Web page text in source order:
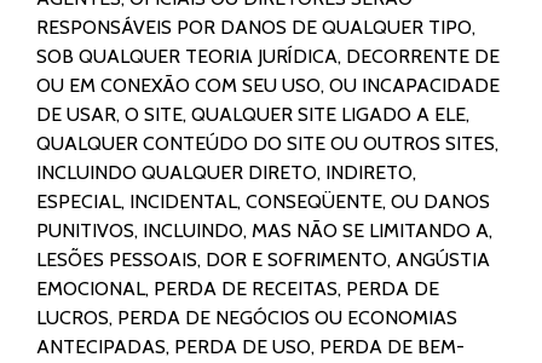
RESPONSÁVEIS POR DANOS DE QUALQUER TIPO,
SOB QUALQUER TEORIA JURÍDICA, DECORRENTE DE
OU EM CONEXÃO COM SEU USO, OU INCAPACIDADE
DE USAR, O SITE, QUALQUER SITE LIGADO A ELE,
QUALQUER CONTEÚDO DO SITE OU OUTROS SITES,
INCLUINDO QUALQUER DIRETO, INDIRETO,
ESPECIAL, INCIDENTAL, CONSEQÜENTE, OU DANOS
PUNITIVOS, INCLUINDO, MAS NÃO SE LIMITANDO A,
LESÕES PESSOAIS, DOR E SOFRIMENTO, ANGÚSTIA
EMOCIONAL, PERDA DE RECEITAS, PERDA DE
LUCROS, PERDA DE NEGÓCIOS OU ECONOMIAS
ANTECIPADAS, PERDA DE USO, PERDA DE BEM-